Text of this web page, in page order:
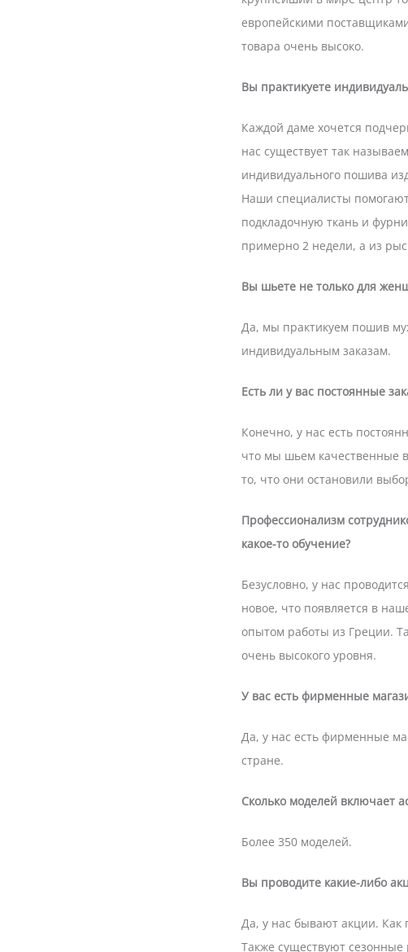
европейскими
товара очень высоко.
Вы практикуете
Каждой даме хочется
нас существует так
индивидуального пошива
Наши специалисты
подкладочную ткань и
примерно 2 недели, а из
Вы шьете не только для
Да, мы практикуем пошив
индивидуальным заказам.
Есть ли у вас постоянные
Конечно, у нас есть
что мы шьем качественные
то, что они остановили
Профессионализм
какое-то обучение?
Безусловно, у нас
новое, что появляется в
опытом работы из Греции.
очень высокого уровня.
У вас есть фирменные
Да, у нас есть фирменные
стране.
Сколько моделей включает
Более 350 моделей.
Вы проводите какие-либо
Да, у нас бывают акции. Как
Также существуют